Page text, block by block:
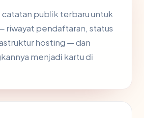
catatan publik terbaru untuk
riwayat pendaftaran, status
hosting — dan
menjadi kartu di